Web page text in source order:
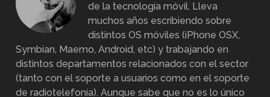
de la tecnología móvil. Lleva
muchos años escribiendo sobre
distintos OS móviles (iPhone OSX,
Symbian, Maemo, Android, etc) y trabajando en
distintos departamentos relacionados con el sector
(tanto con el soporte a usuarios como en el soporte
de radiotelefonía). Aunque sabe que no es lo único